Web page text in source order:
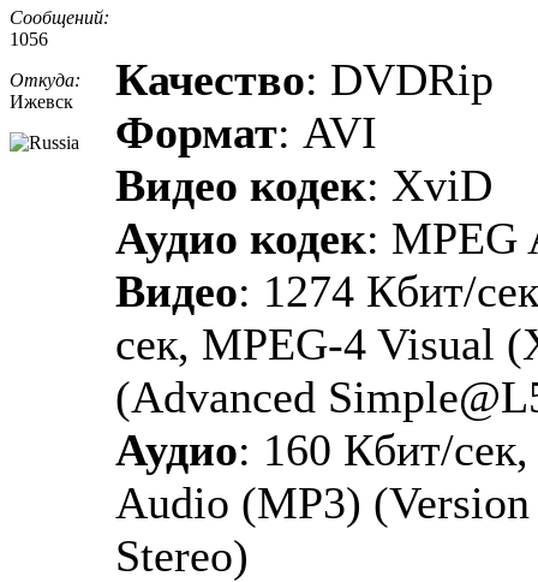
Сообщений:
1056
Откуда:
Ижевск
Качество: DVDRip
Формат: AVI
Видео кодек: XviD
Аудио кодек: MPEG
Видео: 1274 Кбит/
сек, MPEG-4 Visual
(Advanced
Аудио: 160 Кбит/
Audio (MP3)
Stereo)